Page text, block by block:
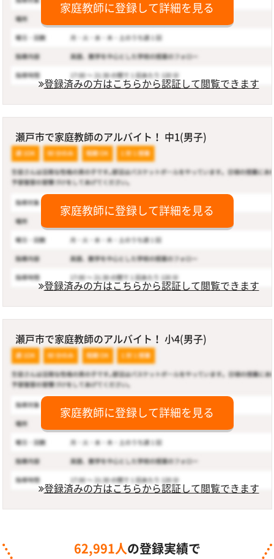
家庭教師に登録して詳細を見る
登録済みの方はこちらから認証して閲覧できます
瀬戸市で家庭教師のアルバイト！ 中1(男子)
家庭教師に登録して詳細を見る
登録済みの方はこちらから認証して閲覧できます
瀬戸市で家庭教師のアルバイト！ 小4(男子)
家庭教師に登録して詳細を見る
登録済みの方はこちらから認証して閲覧できます
62,991人 の登録実績で